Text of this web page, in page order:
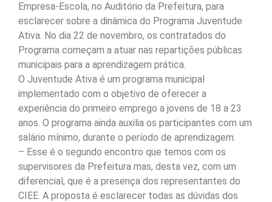
Empresa-Escola, no Auditório da Prefeitura, para
esclarecer sobre a dinâmica do Programa Juventude
Ativa. No dia 22 de novembro, os contratados do
Programa começam a atuar nas repartições públicas
municipais para a aprendizagem prática.
O Juventude Ativa é um programa municipal
implementado com o objetivo de oferecer a
experiência do primeiro emprego a jovens de 18 a 23
anos. O programa ainda auxilia os participantes com um
salário mínimo, durante o período de aprendizagem.
– Esse é o segundo encontro que temos com os
supervisores da Prefeitura mas, desta vez, com um
diferencial, que é a presença dos representantes do
CIEE. A proposta é esclarecer todas as dúvidas dos